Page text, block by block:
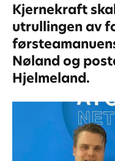
Kjernekraft
utrullingen av
Nøland og
Hjelmeland.